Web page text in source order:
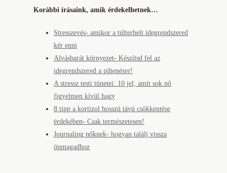
Korábbi írásaink, amik érdekelhetnek…
Stresszevés- amikor a túlterhelt idegrendszered
kér enni
Alvásbarát környezet- Készítsd fel az
idegrendszered a pihenésre!
A stressz testi tünetei: 10 jel, amit sok nő
figyelmen kívül hagy
8 tipp a kortizol hosszú távú csökkentése
érdekében- Csak természetesen!
Journaling nőknek- hogyan találj vissza
önmagadhoz